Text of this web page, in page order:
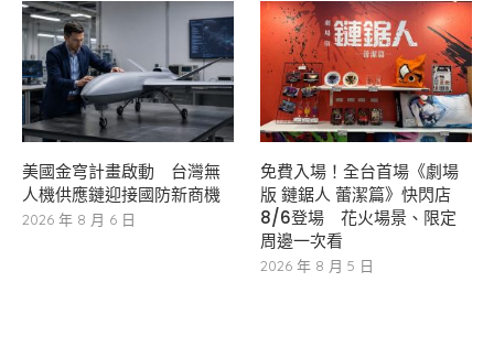
美國金穹計畫啟動 台灣無
人機供應鏈迎接國防新商機
2026 年 8 月 6 日
免費入場！全台首場《劇場
版 鏈鋸人 蕾潔篇》快閃店
8/6登場 花火場景、限定
周邊一次看
2026 年 8 月 5 日